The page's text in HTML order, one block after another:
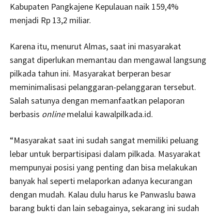
Kabupaten Pangkajene Kepulauan naik 159,4%
menjadi Rp 13,2 miliar.
Karena itu, menurut Almas, saat ini masyarakat
sangat diperlukan memantau dan mengawal langsung
pilkada tahun ini. Masyarakat berperan besar
meminimalisasi pelanggaran-pelanggaran tersebut.
Salah satunya dengan memanfaatkan pelaporan
berbasis onlinemelalui kawalpilkada.id.
“Masyarakat saat ini sudah sangat memiliki peluang
lebar untuk berpartisipasi dalam pilkada. Masyarakat
mempunyai posisi yang penting dan bisa melakukan
banyak hal seperti melaporkan adanya kecurangan
dengan mudah. Kalau dulu harus ke Panwaslu bawa
barang bukti dan lain sebagainya, sekarang ini sudah